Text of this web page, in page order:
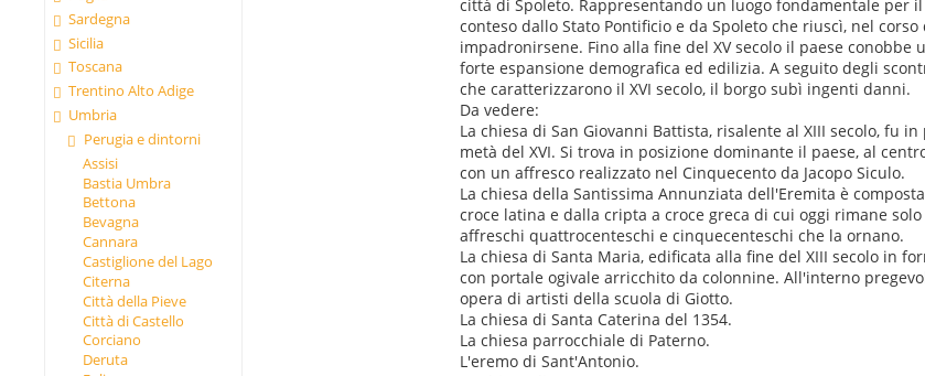
Sardegna
Sicilia
Toscana
Trentino Alto Adige
Umbria
Perugia e dintorni
Assisi
Bastia Umbra
Bettona
Bevagna
Cannara
Castiglione del Lago
Citerna
Città della Pieve
Città di Castello
Corciano
Deruta
città di Spoleto. Rappresentando un luogo fondamentale per
conteso dallo Stato Pontificio e da Spoleto che riuscì, nel corso
impadronirsene. Fino alla fine del XV secolo il paese
forte espansione demografica ed edilizia. A seguito degli
che caratterizzarono il XVI secolo, il borgo subì ingenti danni.
Da vedere:
La chiesa di San Giovanni Battista, risalente al XIII secolo, fu
metà del XVI. Si trova in posizione dominante il paese, al
con un affresco realizzato nel Cinquecento da Jacopo Siculo.
La chiesa della Santissima Annunziata dell'Eremita è
croce latina e dalla cripta a croce greca di cui oggi rimane
affreschi quattrocenteschi e cinquecenteschi che la ornano.
La chiesa di Santa Maria, edificata alla fine del XIII secolo in
con portale ogivale arricchito da colonnine. All'interno
opera di artisti della scuola di Giotto.
La chiesa di Santa Caterina del 1354.
La chiesa parrocchiale di Paterno.
L'eremo di Sant'Antonio.